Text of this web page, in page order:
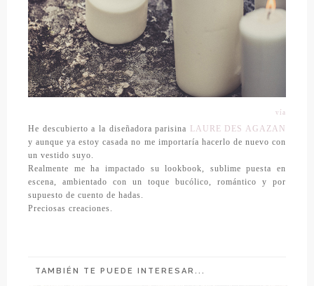
vía
He descubierto a la diseñadora parisina LAURE DES AGAZAN
y aunque ya estoy casada no me importaría hacerlo de nuevo con
un vestido suyo.
Realmente me ha impactado su lookbook, sublime puesta en
escena, ambientado con un toque bucólico, romántico y por
supuesto de cuento de hadas.
Preciosas creaciones.
TAMBIÉN TE PUEDE INTERESAR...